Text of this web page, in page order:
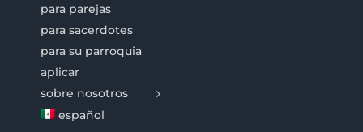
para parejas
para sacerdotes
para su parroquia
aplicar
sobre nosotros
español